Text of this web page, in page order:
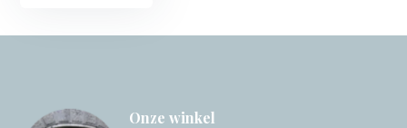
Onze winkel